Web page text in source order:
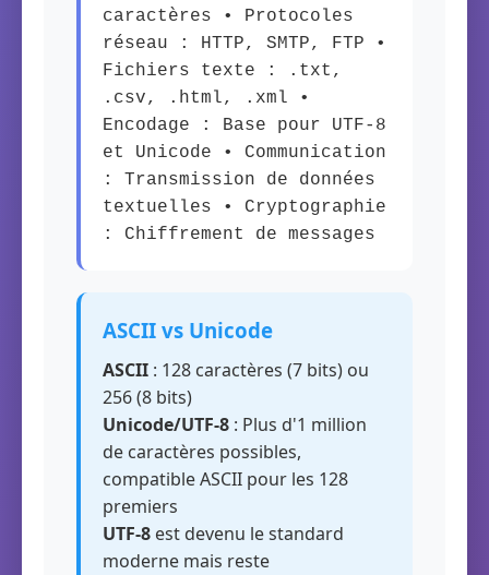
caractères • Protocoles
réseau : HTTP, SMTP, FTP •
Fichiers texte : .txt,
.csv, .html, .xml •
Encodage : Base pour UTF-8
et Unicode • Communication
: Transmission de données
textuelles • Cryptographie
: Chiffrement de messages
ASCII vs Unicode
ASCII : 128 caractères (7 bits) ou
256 (8 bits)
Unicode/UTF-8 : Plus d'1 million
de caractères possibles,
compatible ASCII pour les 128
premiers
UTF-8 est devenu le standard
moderne mais reste